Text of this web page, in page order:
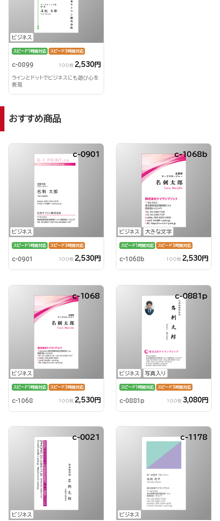
ビジネス
スピード1時間対応 スピード3時間対応
c-0899 100枚 2,530円
ラインとドットでビジネスにも遊び心を
表現
おすすめ商品
ビジネス
c-0901
スピード1時間対応 スピード3時間対応
c-0901 100枚 2,530円
ビジネス 大きな文字
c-1068b
スピード1時間対応 スピード3時間対応
c-1068b 100枚 2,530円
ビジネス
c-1068
スピード1時間対応 スピード3時間対応
c-1068 100枚 2,530円
ビジネス 写真入り
c-0881p
スピード1時間対応 スピード3時間対応
c-0881p 100枚 3,080円
ビジネス
c-0021
ビジネス
c-1178